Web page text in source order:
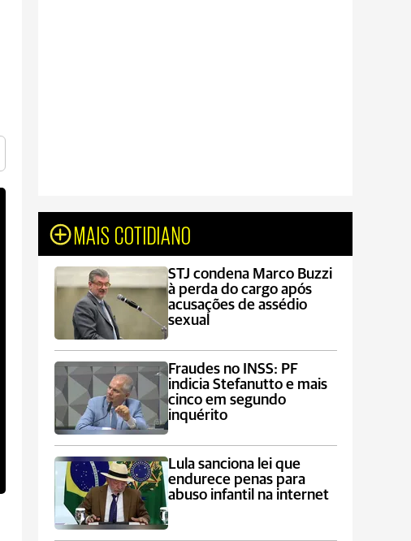
MAIS COTIDIANO
STJ condena Marco Buzzi
à perda do cargo após
acusações de assédio
sexual
Fraudes no INSS: PF
indicia Stefanutto e mais
cinco em segundo
inquérito
Lula sanciona lei que
endurece penas para
abuso infantil na internet